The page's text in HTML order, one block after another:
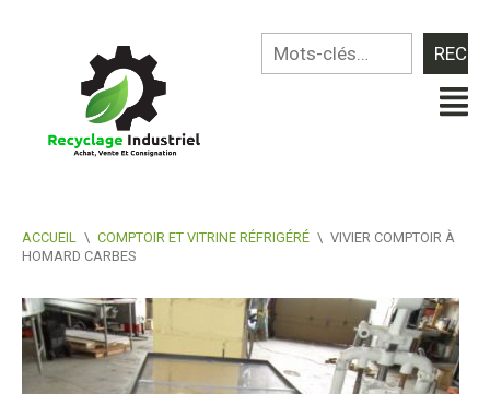
ACCUEIL \ COMPTOIR ET VITRINE RÉFRIGÉRÉ \ VIVIER COMPTOIR À
HOMARD CARBES